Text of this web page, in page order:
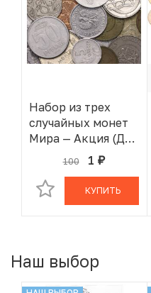
Набор из трех
случайных монет
Мира — Акция (Для
заказов от 2000 р)
100 1 руб.
В КОРЗИНЕ
КУПИТЬ
Наш выбор